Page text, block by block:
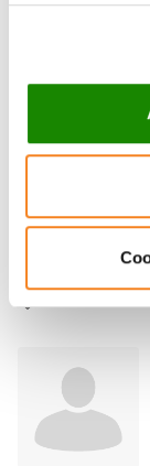
FERYAL
Médecin
Anesthésie